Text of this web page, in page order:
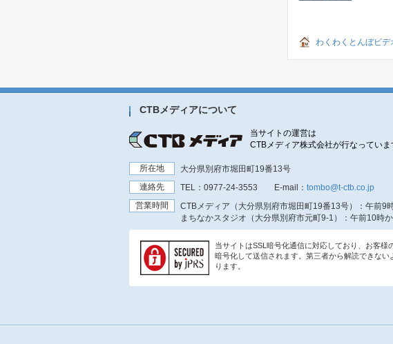
わくわくとんぼビデ
CTBメディアについて
当サイトの運営は
CTBメディア株式会社が行なっていま
所在地
大分県別府市堀田町19番13号
連絡先
TEL： 0977-24-3553 E-mail： tombo@t-ctb.co.jp
営業時間
CTBメディア（大分県別府市堀田町19番13号）
：午前9
まちなかスタジオ（大分県別府市元町9-1）
：午前10時
当サイトはSSL暗号化通信に対応しており、お客様
暗号化して送信されます。第三者から解読できない
ります。